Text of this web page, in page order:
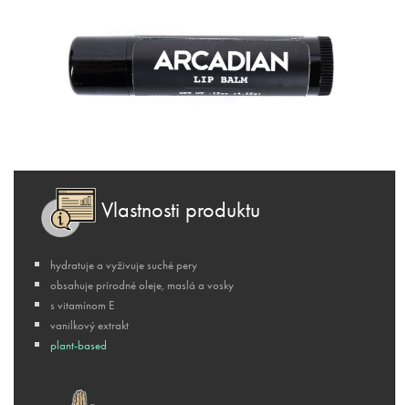
Vlastnosti produktu
hydratuje a vyživuje suché pery
obsahuje prírodné oleje, maslá a vosky
s vitamínom E
vanilkový extrakt
plant-based